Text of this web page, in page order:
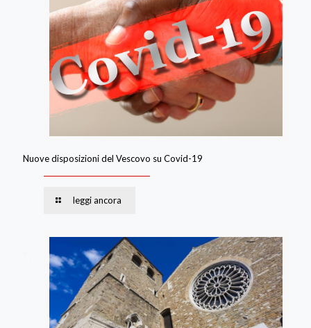
Nuove disposizioni del Vescovo su Covid-19
leggi ancora